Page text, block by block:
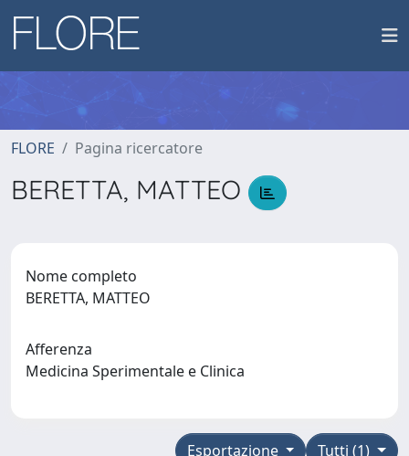
FLORE Pagina ricercatore
BERETTA, MATTEO
Nome completo
BERETTA, MATTEO
Afferenza
Medicina Sperimentale e Clinica
Tutti (1)
Esportazione